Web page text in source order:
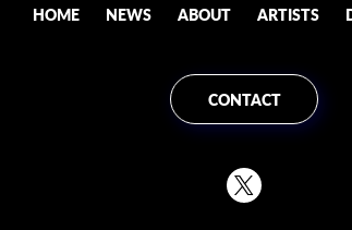
HOME NEWS ABOUT ARTISTS
CONTACT